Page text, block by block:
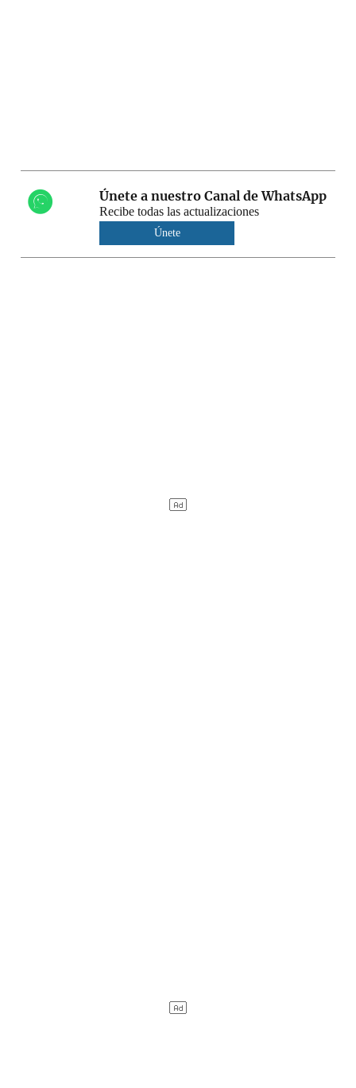
Únete a nuestro Canal de WhatsApp
Recibe todas las actualizaciones
Únete